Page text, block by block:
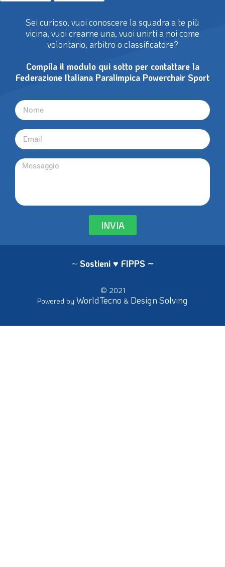
Sei curioso, vuoi conoscere la squadra a te più
vicina, vuoi crearne una, vuoi unirti a noi come
volontario, arbitro o classificatore?
Compila il modulo qui sotto per contattare la
Federazione Italiana Paralimpica Powerchair Sport
INVIA
~ Sostieni ♥ FIPPS ~
© 2021
Powered by WorldTecno & Design Solving